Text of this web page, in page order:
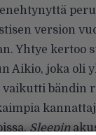
version
Yhtye kertoo
Aikio, joka oli
vaikutti bändin
Sleepin